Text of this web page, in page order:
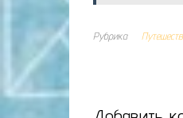
Рубрика